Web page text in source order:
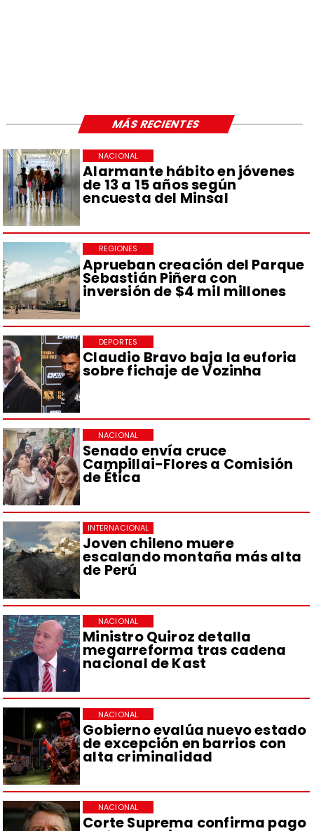
Alarmante hábito en jóvenes
de 13 a 15 años según
encuesta del Minsal
NACIONAL
Aprueban creación del Parque
Sebastián Piñera con
inversión de $4 mil millones
REGIONES
Claudio Bravo baja la euforia
sobre fichaje de Vozinha
DEPORTES
Senado envía cruce
Campillai-Flores a Comisión
de Ética
NACIONAL
Joven chileno muere
escalando montaña más alta
de Perú
INTERNACIONAL
Ministro Quiroz detalla
megarreforma tras cadena
nacional de Kast
NACIONAL
Gobierno evalúa nuevo estado
de excepción en barrios con
alta criminalidad
NACIONAL
Corte Suprema confirma pago
NACIONAL
MÁS RECIENTES